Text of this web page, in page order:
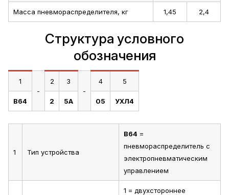
Масса пневмораспределителя, кг 1,45 2,4
Структура условного
обозначения
1
-
2
3
-
4 5
В64 2 5А 05 УХЛ4
1 Тип устройства
В64 =
пневмораспределитель с
электропневматическим
управлением
1 = двухстороннее